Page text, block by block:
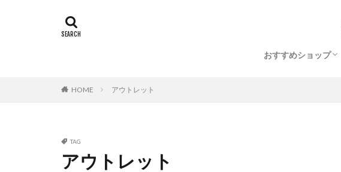
おすすめショップ
HOME アウトレット
TAG
アウトレット